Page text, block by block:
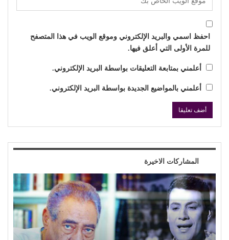
احفظ اسمي والبريد الإلكتروني وموقع الويب في هذا المتصفح
للمرة الأولى التي أعلق فيها.
أعلمني بمتابعة التعليقات بواسطة البريد الإلكتروني.
أعلمني بالمواضيع الجديدة بواسطة البريد الإلكتروني.
المشاركات الاخيرة